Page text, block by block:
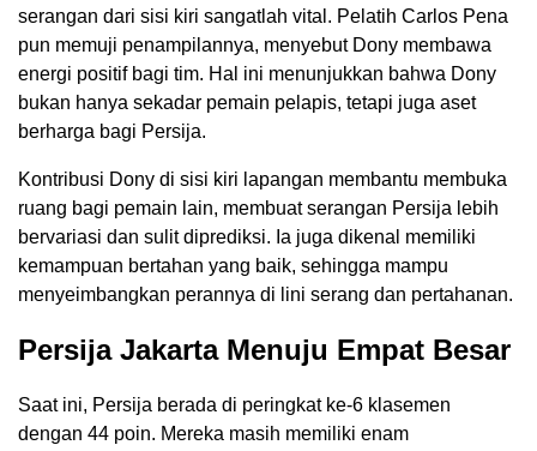
serangan dari sisi kiri sangatlah vital. Pelatih Carlos Pena
pun memuji penampilannya, menyebut Dony membawa
energi positif bagi tim. Hal ini menunjukkan bahwa Dony
bukan hanya sekadar pemain pelapis, tetapi juga aset
berharga bagi Persija.
Kontribusi Dony di sisi kiri lapangan membantu membuka
ruang bagi pemain lain, membuat serangan Persija lebih
bervariasi dan sulit diprediksi. Ia juga dikenal memiliki
kemampuan bertahan yang baik, sehingga mampu
menyeimbangkan perannya di lini serang dan pertahanan.
Persija Jakarta Menuju Empat Besar
Saat ini, Persija berada di peringkat ke-6 klasemen
dengan 44 poin. Mereka masih memiliki enam